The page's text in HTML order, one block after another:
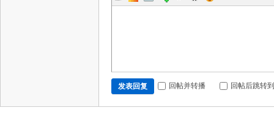
发表回复 回帖并转播 回帖后跳转